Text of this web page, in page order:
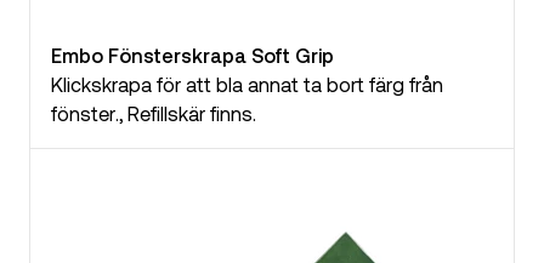
Embo Fönsterskrapa Soft Grip
Klickskrapa för att bla annat ta bort färg från
fönster., Refillskär finns.